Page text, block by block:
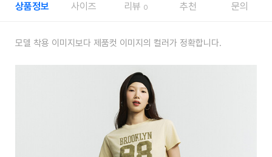
상품정보 사이즈 리뷰 0 추천 문의
모델 착용 이미지보다 제품컷 이미지의 컬러가 정확합니다.